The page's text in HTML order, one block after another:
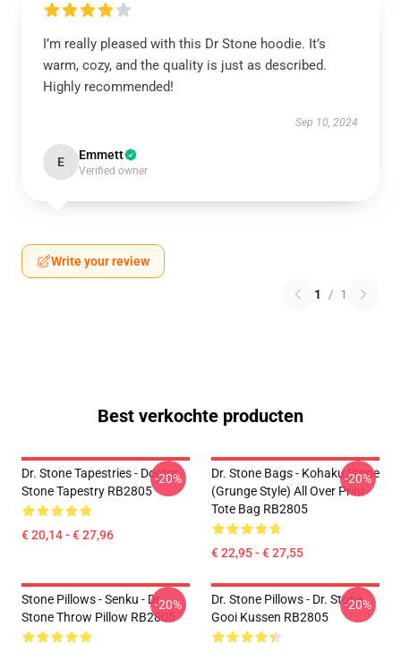
I’m really pleased with this Dr Stone hoodie. It’s
warm, cozy, and the quality is just as described.
Highly recommended!
Sep 10, 2024
E Emmett
Verified owner
Write your review
1 / 1
Best verkochte producten
Dr. Stone Tapestries - Doctor
Stone Tapestry RB2805
€ 20,14 - € 27,96
-20%
Dr. Stone Bags - Kohaku Stone
(Grunge Style) All Over Print
Tote Bag RB2805
€ 22,95 - € 27,55
-20%
Stone Pillows - Senku - Dr.
Stone Throw Pillow RB2805
-20%
Dr. Stone Pillows - Dr. Stone
Gooi Kussen RB2805
-20%